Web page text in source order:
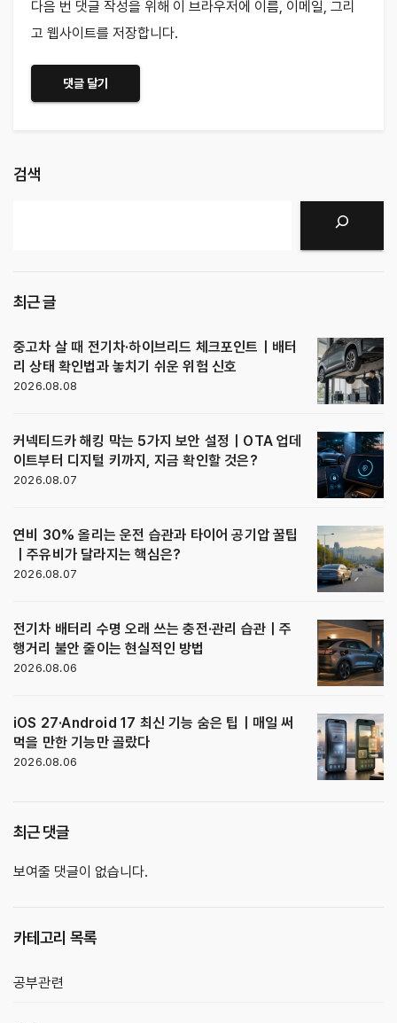
다음 번 댓글 작성을 위해 이 브라우저에 이름, 이메일, 그리
고 웹사이트를 저장합니다.
검색
최근 글
중고차 살 때 전기차·하이브리드 체크포인트｜배터
리 상태 확인법과 놓치기 쉬운 위험 신호
2026.08.08
커넥티드카 해킹 막는 5가지 보안 설정｜OTA 업데
이트부터 디지털 키까지, 지금 확인할 것은?
2026.08.07
연비 30% 올리는 운전 습관과 타이어 공기압 꿀팁
｜주유비가 달라지는 핵심은?
2026.08.07
전기차 배터리 수명 오래 쓰는 충전·관리 습관｜주
행거리 불안 줄이는 현실적인 방법
2026.08.06
iOS 27·Android 17 최신 기능 숨은 팁｜매일 써
먹을 만한 기능만 골랐다
2026.08.06
최근 댓글
보여줄 댓글이 없습니다.
카테고리 목록
공부관련